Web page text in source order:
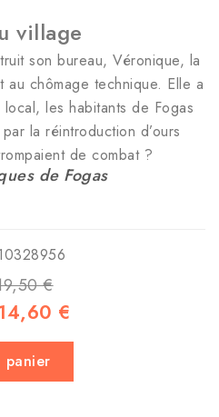
village
son bureau, Véronique, la
chômage technique. Elle a
les habitants de Fogas
la réintroduction d’ours
de combat ?
de Fogas
€
€
panier